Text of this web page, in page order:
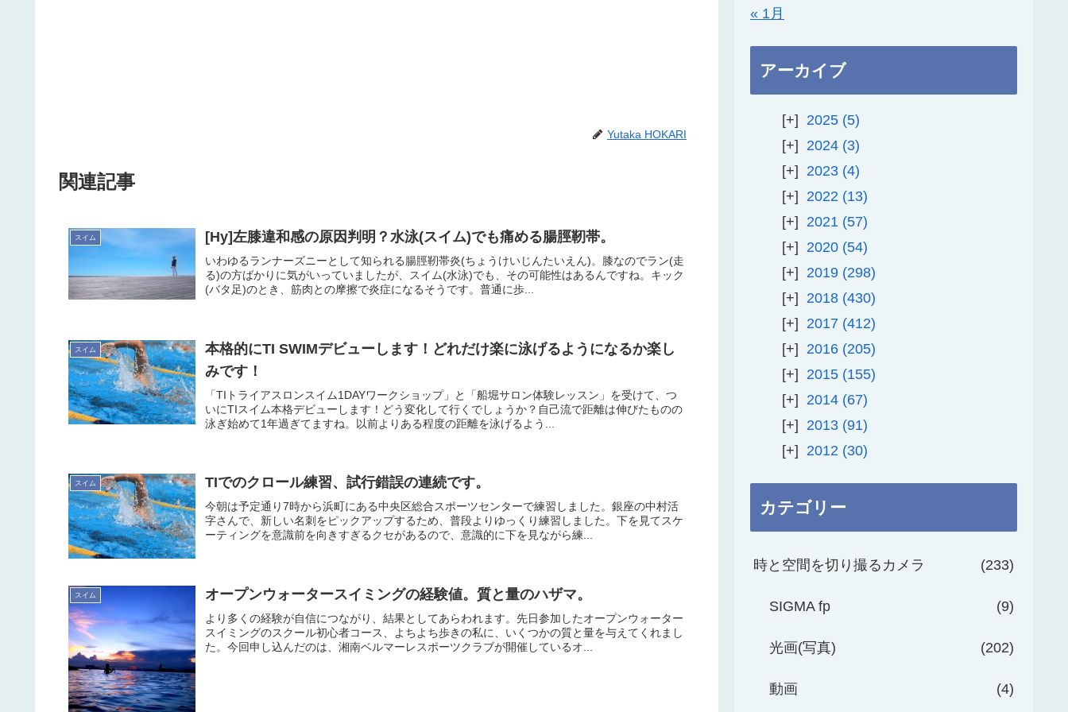
Yutaka HOKARI
関連記事
スイム [Hy]左膝違和感の原因判明？水泳(スイム)でも痛める腸脛靭帯。
いわゆるランナーズニーとして知られる腸脛靭帯炎(ちょうけいじんたいえん)。膝なのでラン(走
る)の方ばかりに気がいっていましたが、スイム(水泳)でも、その可能性はあるんですね。キック
(バタ足)のとき、筋肉との摩擦で炎症になるそうです。普通に歩...
スイム
本格的にTI SWIMデビューします！どれだけ楽に泳げるようになるか楽し
みです！
「TIトライアスロンスイム1DAYワークショップ」と「船堀サロン体験レッスン」を受けて、つ
いにTIスイム本格デビューします！どう変化して行くでしょうか？自己流で距離は伸びたものの
泳ぎ始めて1年過ぎてますね。以前よりある程度の距離を泳げるよう...
スイム TIでのクロール練習、試行錯誤の連続です。
今朝は予定通り7時から浜町にある中央区総合スポーツセンターで練習しました。銀座の中村活
字さんで、新しい名刺をピックアップするため、普段よりゆっくり練習しました。下を見てスケ
ーティングを意識前を向きすぎるクセがあるので、意識的に下を見ながら練...
スイム オープンウォータースイミングの経験値。質と量のハザマ。
より多くの経験が自信につながり、結果としてあらわれます。先日参加したオープンウォーター
スイミングのスクール初心者コース、よちよち歩きの私に、いくつかの質と量を与えてくれまし
た。今回申し込んだのは、湘南ベルマーレスポーツクラブが開催しているオ...
« 1月
アーカイブ
2025 5
2024 3
2023 4
2022
13
2021
57
2020 54
2019 298
2018 430
2017 412
2016 205
2015 155
2014 67
2013 91
2012
30
カテゴリー
時と空間を切り撮るカメラ 233
SIGMA fp 9
光画(写真) 202
動画 4